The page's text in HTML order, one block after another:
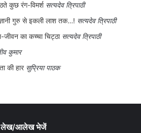
कुछ रंग-विमर्श सत्यदेव त्रिपाठी
ज्ञानी गुरु से इकली लाश तक…! सत्यदेव त्रिपाठी
जीवन का कच्चा चिट्ठा सत्यदेव त्रिपाठी
कुमार
की हार सुप्रिया पाठक
लेख/आलेख भेजें